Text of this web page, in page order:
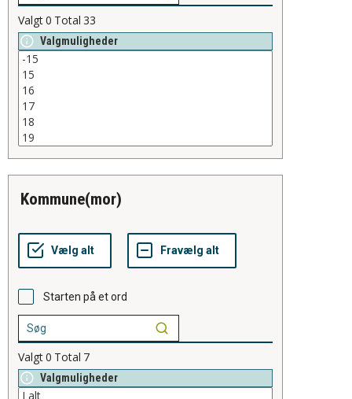
Valgt0 Total 33
Valgmuligheder
kommune(mor)
Starten på et ord
Valgt0 Total 7
Valgmuligheder